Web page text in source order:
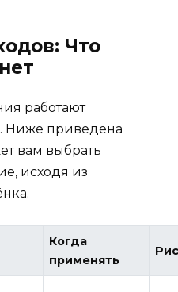
Что
работают
Ниже приведена
вам выбрать
исходя из
Когда
применять